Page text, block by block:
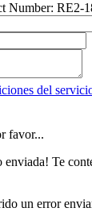
Number: RE2-
del
favor...
enviada! Te
un error